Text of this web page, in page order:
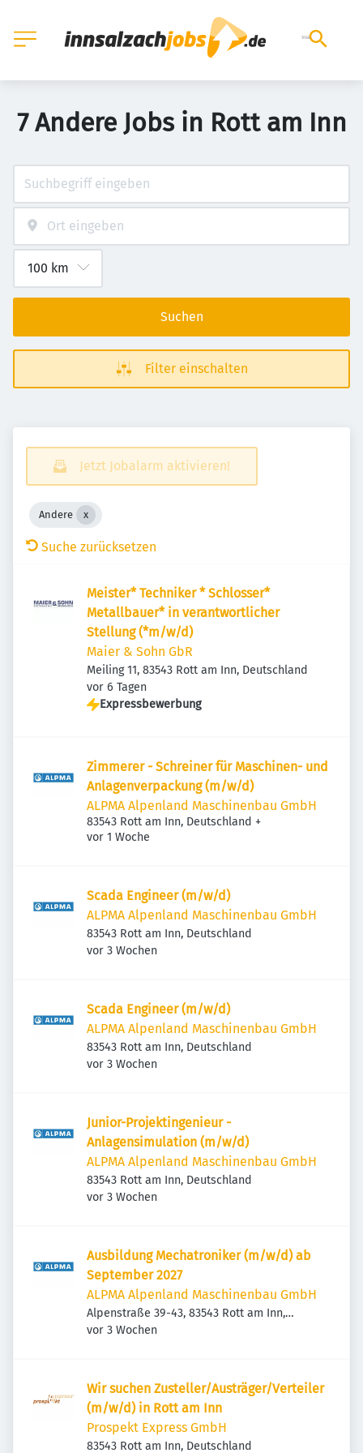
7 Andere Jobs in Rott am Inn
Suchen
Filter einschalten
Jetzt Jobalarm aktivieren!
Andere
Suche zurücksetzen
Meister* Techniker * Schlosser*
Metallbauer* in verantwortlicher
Stellung (*m/w/d)
Maier & Sohn GbR
Meiling 11, 83543 Rott am Inn, Deutschland
Veröffentlicht
vor 6 Tagen
Expressbewerbung
Zimmerer - Schreiner für Maschinen- und
Anlagenverpackung (m/w/d)
ALPMA Alpenland Maschinenbau GmbH
83543 Rott am Inn, Deutschland +
Veröffentlicht
vor 1 Woche
Scada Engineer (m/w/d)
ALPMA Alpenland Maschinenbau GmbH
83543 Rott am Inn, Deutschland
Veröffentlicht
vor 3 Wochen
Scada Engineer (m/w/d)
ALPMA Alpenland Maschinenbau GmbH
83543 Rott am Inn, Deutschland
Veröffentlicht
vor 3 Wochen
Junior-Projektingenieur -
Anlagensimulation (m/w/d)
ALPMA Alpenland Maschinenbau GmbH
83543 Rott am Inn, Deutschland
Veröffentlicht
vor 3 Wochen
Ausbildung Mechatroniker (m/w/d) ab
September 2027
ALPMA Alpenland Maschinenbau GmbH
Alpenstraße 39-43, 83543 Rott am Inn,
Deutschland
Veröffentlicht
vor 3 Wochen
Wir suchen Zusteller/Austräger/Verteiler
(m/w/d) in Rott am Inn
Prospekt Express GmbH
83543 Rott am Inn, Deutschland